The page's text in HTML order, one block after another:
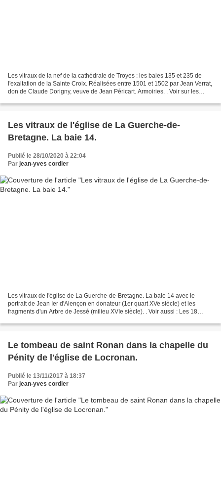
Les vitraux de la nef de la cathédrale de Troyes : les baies 135 et 235 de
l'exaltation de la Sainte Croix. Réalisées entre 1501 et 1502 par Jean Verrat,
don de Claude Dorigny, veuve de Jean Péricart. Armoiries. . Voir sur les
Les vitraux de l'église de La Guerche-de-
Bretagne. La baie 14.
Publié le 28/10/2020 à 22:04
Par jean-yves cordier
Les vitraux de l'église de La Guerche-de-Bretagne. La baie 14 avec le
portrait de Jean Ier d'Alençon en donateur (1er quart XVe siècle) et les
fragments d'un Arbre de Jessé (milieu XVIe siècle). . Voir aussi : Les 18
Le tombeau de saint Ronan dans la chapelle du
Pénity de l'église de Locronan.
Publié le 13/11/2017 à 18:37
Par jean-yves cordier